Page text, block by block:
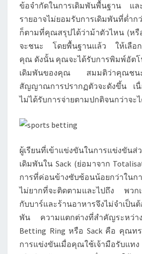
ข้อจำกัดในการเดิมพันพื้นฐาน แล
รายอาจไม่ยอมรับการเดิมพันที่ต่ำก
ก็ตามที่คุณสรุปได้ว่าม้าตัวไหน (ห
จะชนะ โดยพื้นฐานแล้ว ให้เลือก
คุณ ดังนั้น คุณจะได้รับการพิมพ์อัตโ
เดิมพันของคุณ สมมติว่าคุณช
สัญญาณการปรากฏตัวจะดังขึ้น เนื่
ไม่ได้รับการจ่ายตามปกติจนกว่าจะ
ผู้เรียนที่เข้าแข่งขันในการแข่งขัน
เดิมพันใน Sack (ย่อมาจาก
การที่ค่อนข้างซับซ้อนน้อยกว่าในก
ไม่ยากที่จะติดตามและไปถึง พวก
กับบาร์และร้านอาหารจึงไม่จำเป็นต้
พัน ความแตกต่างที่สำคัญระหว่าง
Betting Ring หรือ Sack คือ คุณท
การแข่งขันเมื่อคุณใช้เจ้ามือรับแท